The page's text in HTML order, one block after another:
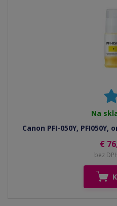
Na
Canon PFI-050Y,
€
bez